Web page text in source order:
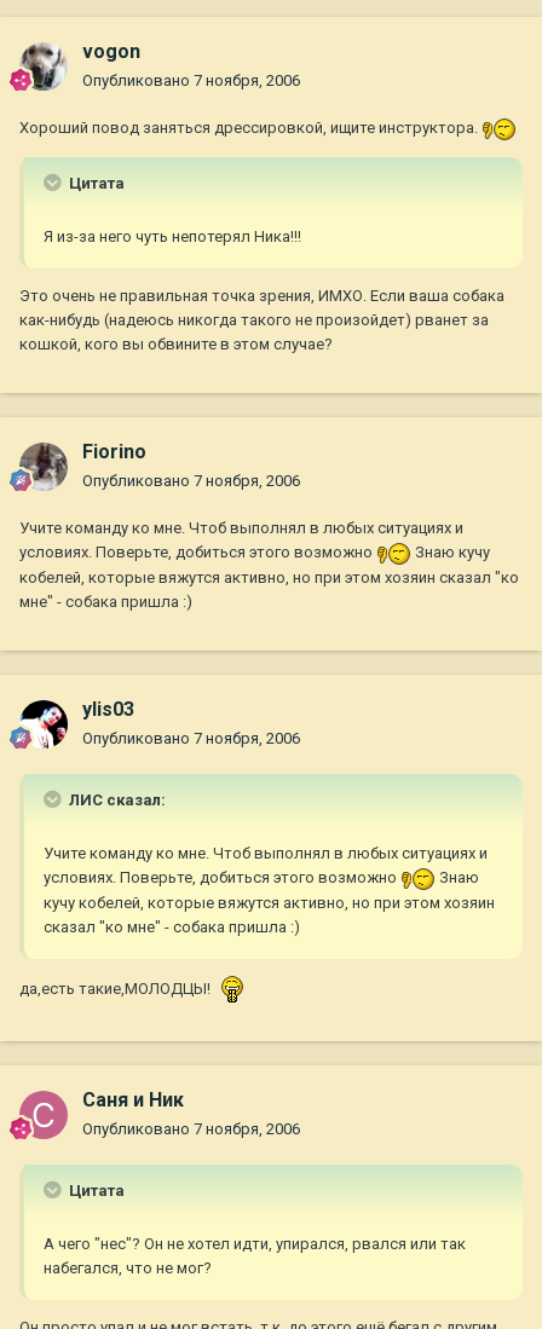
vogon
Опубликовано 7 ноября, 2006
Хороший повод заняться дрессировкой, ищите инструктора.
Цитата
Я из-за него чуть непотерял Ника!!!
Это очень не правильная точка зрения, ИМХО. Если ваша собака
как-нибудь (надеюсь никогда такого не произойдет) рванет за
кошкой, кого вы обвините в этом случае?
Fiorino
Опубликовано 7 ноября, 2006
Учите команду ко мне. Чтоб выполнял в любых ситуациях и
условиях. Поверьте, добиться этого возможно
Знаю кучу
кобелей, которые вяжутся активно, но при этом хозяин сказал "ко
мне" - собака пришла :)
ylis03
Опубликовано 7 ноября, 2006
ЛИС сказал:
Учите команду ко мне. Чтоб выполнял в любых ситуациях и
условиях. Поверьте, добиться этого возможно
Знаю
кучу кобелей, которые вяжутся активно, но при этом хозяин
сказал "ко мне" - собака пришла :)
да,есть такие,МОЛОДЦЫ!
Саня и Ник
Опубликовано 7 ноября, 2006
Цитата
А чего "нес"? Он не хотел идти, упирался, рвался или так
набегался, что не мог?